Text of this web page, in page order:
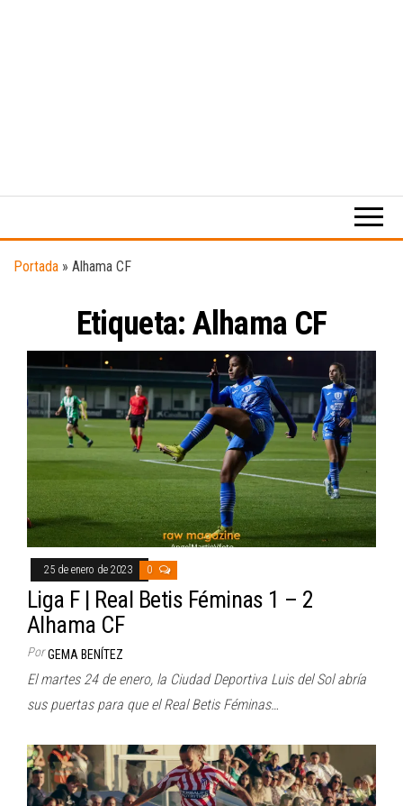
digital
música.
Portada » Alhama CF
Etiqueta: Alhama CF
25 de enero de 2023 0
Liga F | Real Betis Féminas 1 – 2
Alhama CF
Por GEMA BENÍTEZ
El martes 24 de enero, la Ciudad Deportiva Luis del Sol abría
sus puertas para que el Real Betis Féminas…